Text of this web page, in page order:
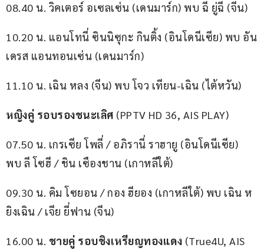
08.40 น. วิคเตอร์ อเซลเซ่น (เดนมาร์ก) พบ ฉี ยู่ฉี (จีน)
10.20 น. แอนโทนี่ ซินนิซุกะ กินติ้ง (อินโดนีเซีย) พบ อัน
เดรส แอนทอนเซ่น (เดนมาร์ก)
11.10 น. เฉิน หลง (จีน) พบ โจว เทียน-เฉิน (ไต้หวัน)
หญิงคู่ รอบรองชนะเลิศ (PPTV HD 36, AIS PLAY)
07.50 น. เกรเซีย โพลี่ / อภิรานี่ ราฮายู (อินโดนีเซีย)
พบ ลี โซฮี / ชิน เซืองชาน (เกาหลีใต้)
09.30 น. คิม โซยอน / กอง ฮียอง (เกาหลีใต้) พบ เฉิน ห
ยิงเฉิน / เจีย ยี่ฟาน (จีน)
16.00 น. ชายคู่ รอบชิงเหรียญทองแดง (True4U, AIS